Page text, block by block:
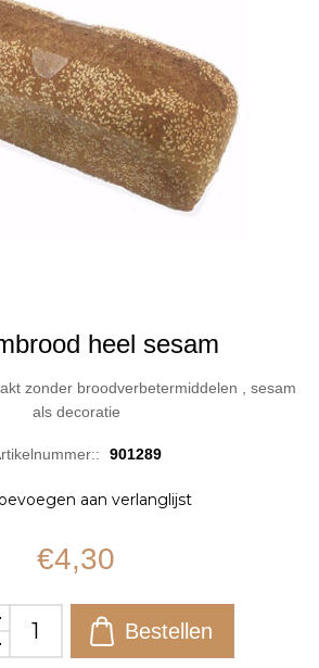
heel sesam
zonder broodverbetermiddelen , sesam
als decoratie
901289
€4,30